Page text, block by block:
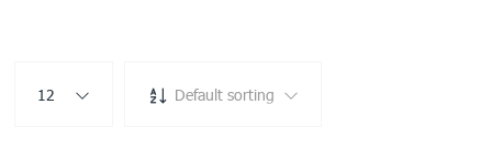
12 Default sorting